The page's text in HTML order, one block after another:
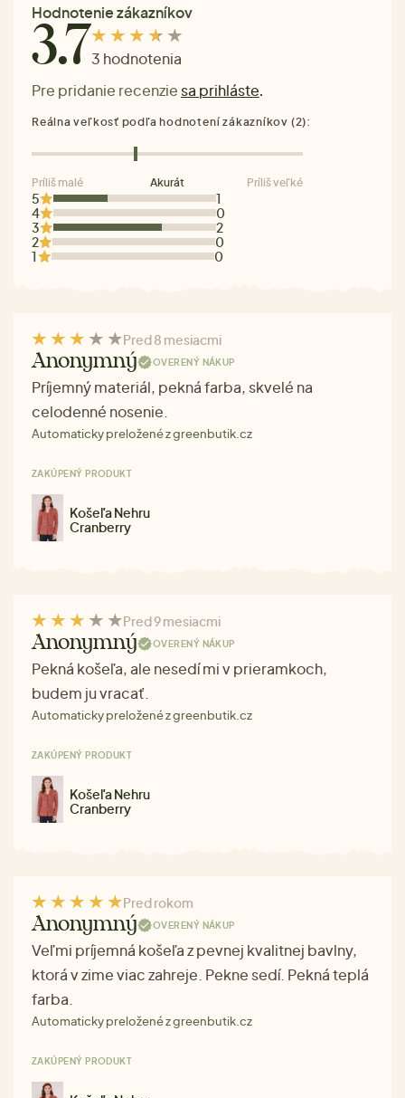
Hodnotenie zákazníkov
3.73 hodnotenia
Pre pridanie recenzie sa prihláste.
5
1
4
0
3
2
2
0
1
0
Reálna veľkosť podľa hodnotení zákazníkov (2):
Príliš malé Akurát Príliš veľké
Pred 8 mesiacmi
Anonymný OVERENÝ NÁKUP
Príjemný materiál, pekná farba, skvelé na
celodenné nosenie.
Automaticky preložené z greenbutik.cz
ZAKÚPENÝ PRODUKT
Košeľa Nehru
Cranberry
Pred 9 mesiacmi
Anonymný OVERENÝ NÁKUP
Pekná košeľa, ale nesedí mi v prieramkoch,
budem ju vracať.
Automaticky preložené z greenbutik.cz
ZAKÚPENÝ PRODUKT
Košeľa Nehru
Cranberry
Pred rokom
Anonymný OVERENÝ NÁKUP
Veľmi príjemná košeľa z pevnej kvalitnej bavlny,
ktorá v zime viac zahreje. Pekne sedí. Pekná teplá
farba.
Automaticky preložené z greenbutik.cz
ZAKÚPENÝ PRODUKT